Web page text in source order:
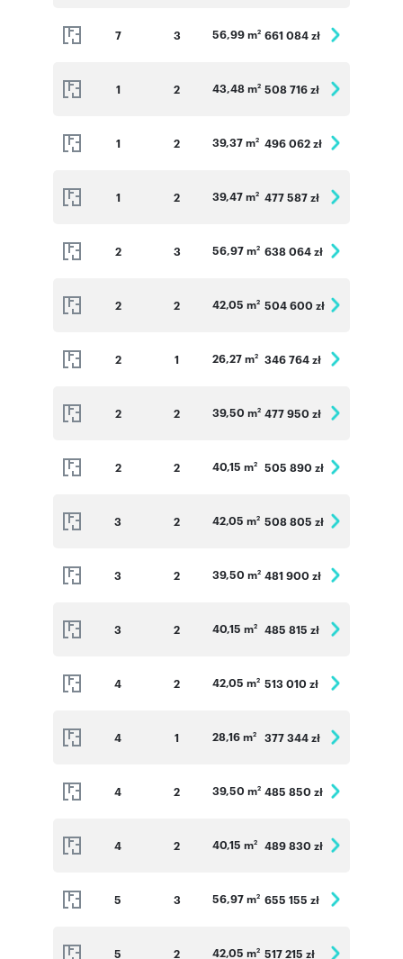
7 3 56,99 m2 661 084 zł
1 2 43,48 m2 508 716 zł
1 2 39,37 m2 496 062 zł
1 2 39,47 m2 477 587 zł
2 3 56,97 m2 638 064 zł
2 2 42,05 m2 504 600 zł
2 1 26,27 m2 346 764 zł
2 2 39,50 m2 477 950 zł
2 2 40,15 m2 505 890 zł
3 2 42,05 m2 508 805 zł
3 2 39,50 m2 481 900 zł
3 2 40,15 m2 485 815 zł
4 2 42,05 m2 513 010 zł
4 1 28,16 m2 377 344 zł
4 2 39,50 m2 485 850 zł
4 2 40,15 m2 489 830 zł
5 3 56,97 m2 655 155 zł
5 2 42,05 m2 517 215 zł